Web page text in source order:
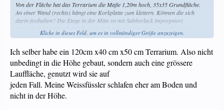
Von der Fläche hat das Terrarium die Maße 1,20m hoch, 35x35 Grundfläche.
An einer Wand (rechts) hängt eine Korkplatte zum klettern. Können die sich
darin festhalten? Die Etage in der Mitte ist mit Sabberlack impregniert.
LG Phö
Klicke in dieses Feld, um es in vollständiger Größe anzuzeigen.
Ich selber habe ein 120cm x40 cm x50 cm Terrarium. Also nicht
unbedingt in die Höhe gebaut, sondern auch eine grössere
Lauffläche, genutzt wird sie auf
jeden Fall. Meine Weissfüssler schlafen eher am Boden und
nicht in der Höhe.